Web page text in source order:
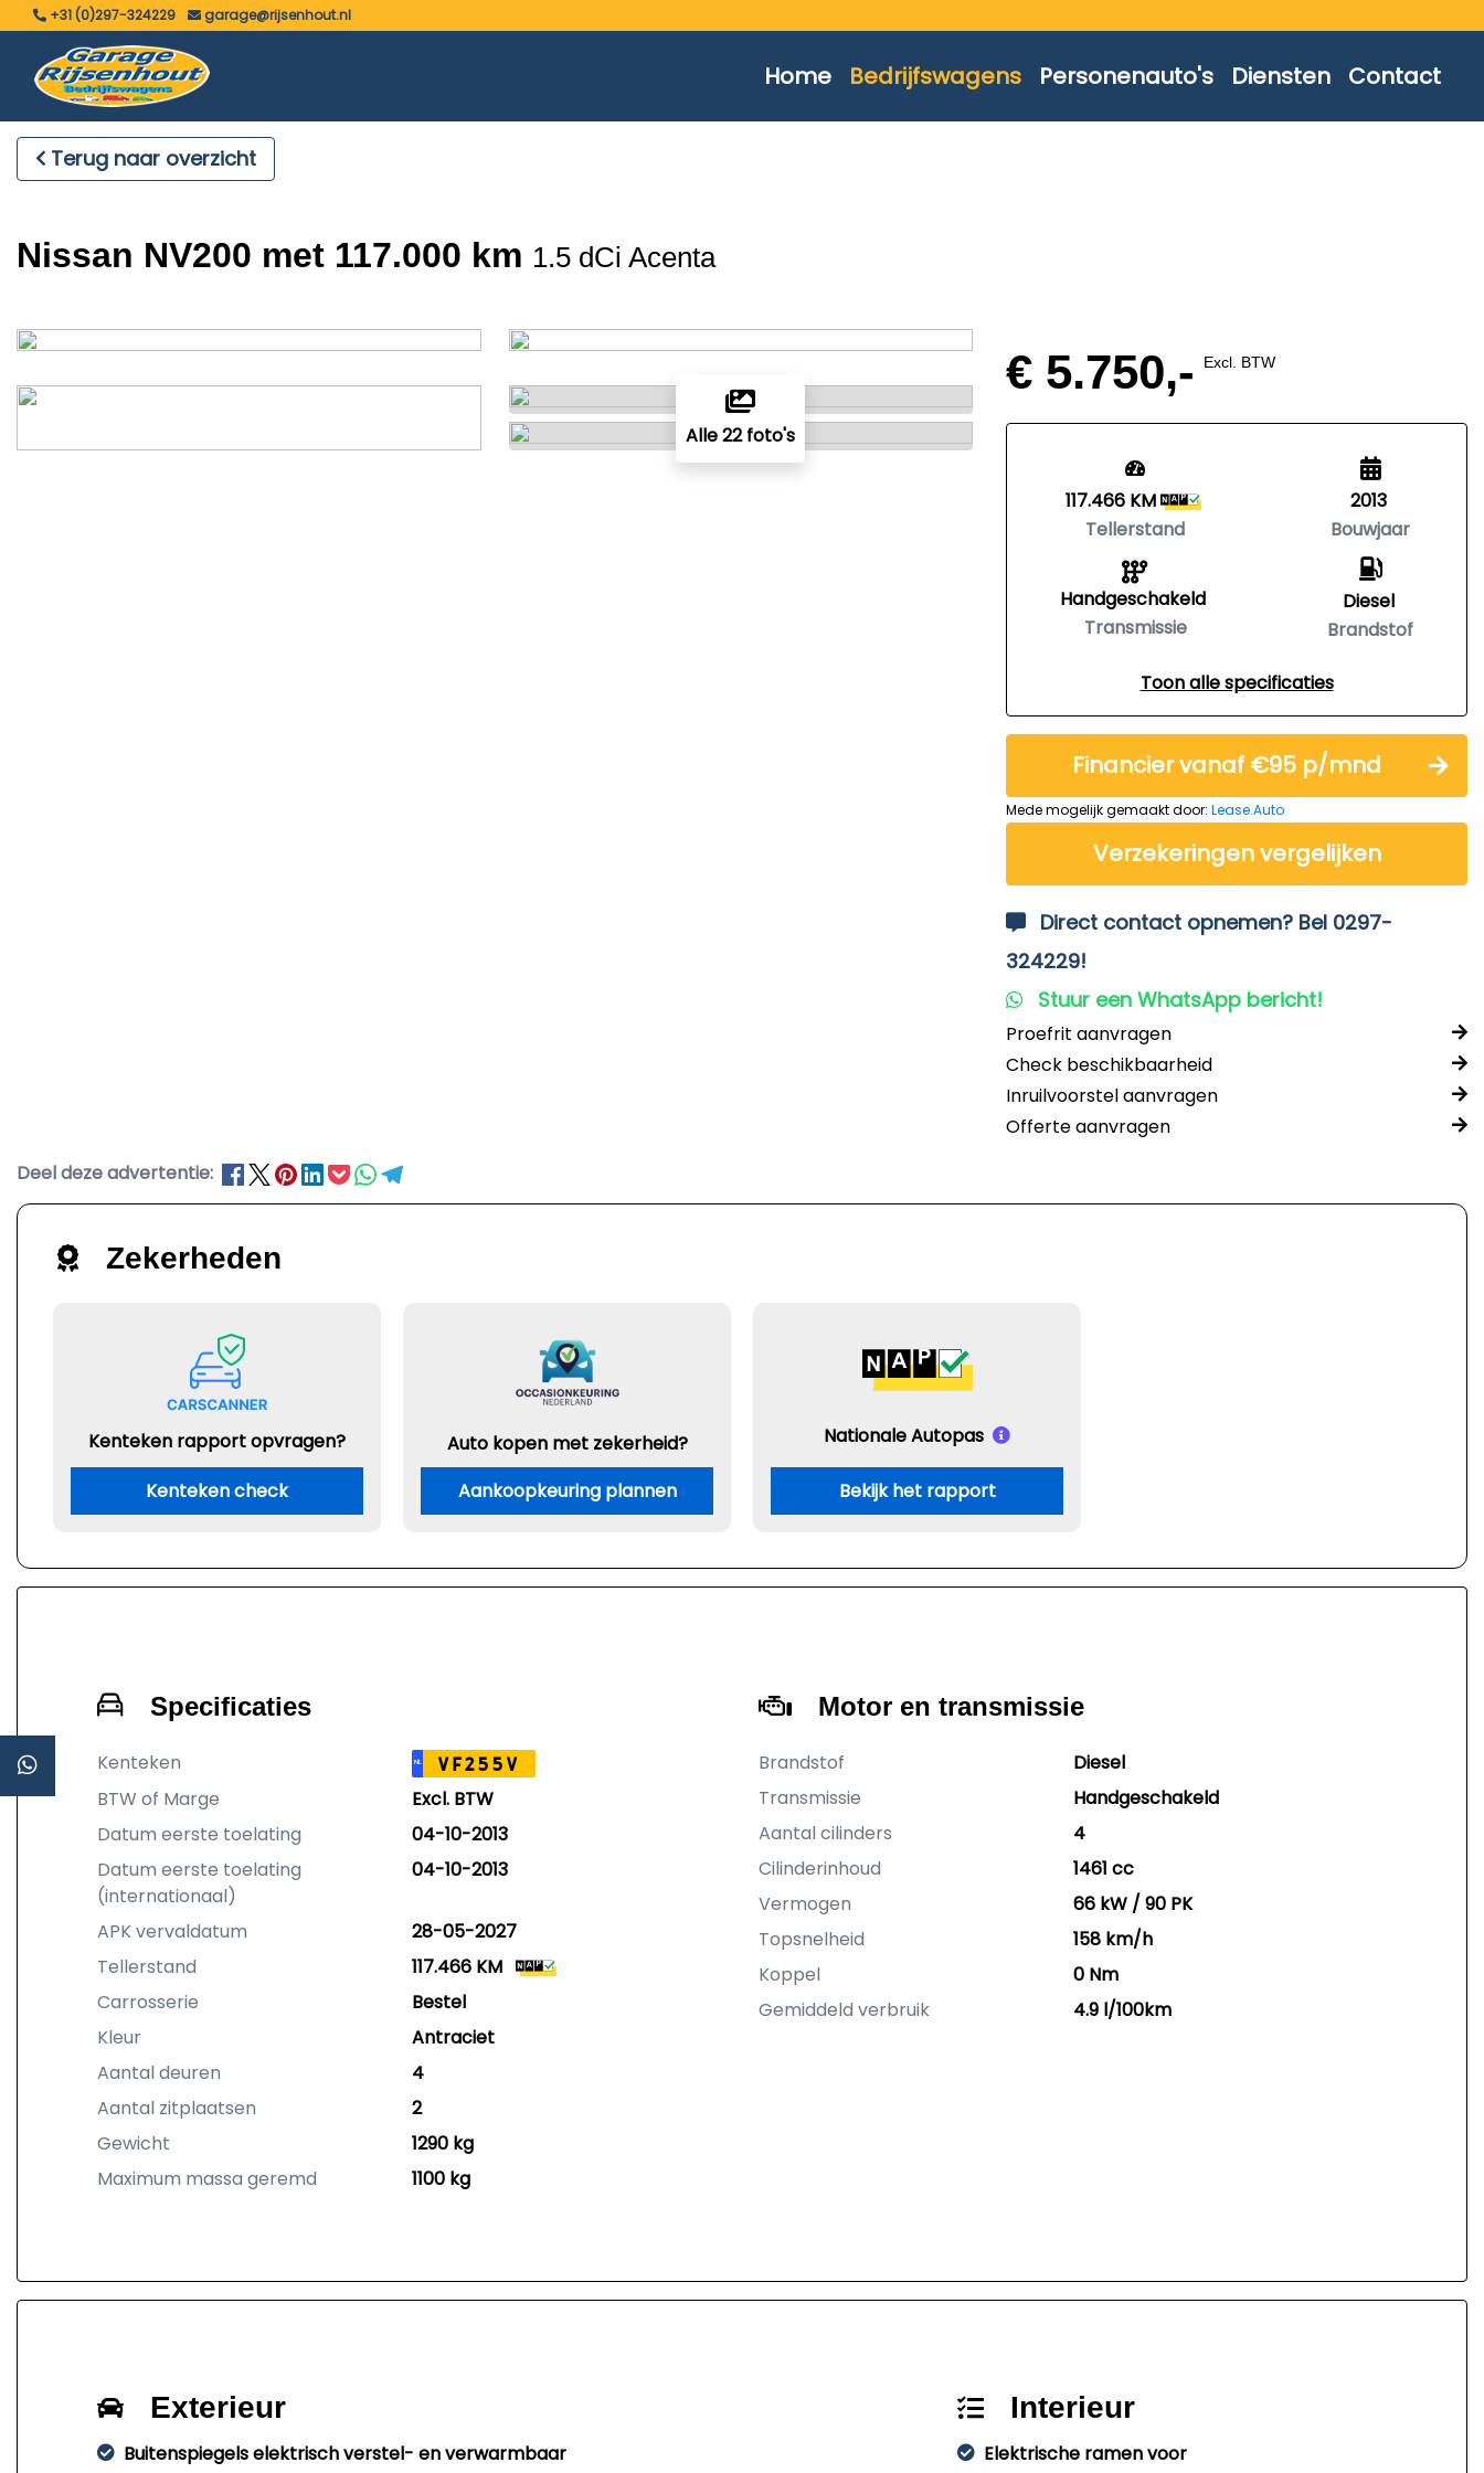
+31 (0)297-324229 garage@rijsenhout.nl
Home Bedrijfswagens Personenauto's Diensten Contact
Terug naar overzicht
Nissan NV200 met 117.000 km 1.5 dCi Acenta
Alle 22 foto's
€ 5.750,- Excl. BTW
117.466 KM
Tellerstand
Handgeschakeld
Transmissie
2013
Bouwjaar
Diesel
Brandstof
Toon alle specificaties
Financier vanaf €95 p/mnd
Mede mogelijk gemaakt door: Lease.Auto
Verzekeringen vergelijken
Direct contact opnemen? Bel 0297-
324229!
Stuur een WhatsApp bericht!
Proefrit aanvragen
Check beschikbaarheid
Inruilvoorstel aanvragen
Offerte aanvragen
Deel deze advertentie:
Zekerheden
Kenteken rapport opvragen?
Kenteken check
Auto kopen met zekerheid?
Aankoopkeuring plannen
Nationale Autopas
Bekijk het rapport
Specificaties
Kenteken NL VF255V
BTW of Marge
Excl. BTW
Datum eerste toelating
04-10-2013
Datum eerste toelating
(internationaal)
04-10-2013
APK vervaldatum
28-05-2027
Tellerstand
117.466 KM
Carrosserie
Bestel
Kleur
Antraciet
Aantal deuren
4
Aantal zitplaatsen
2
Gewicht
1290 kg
Maximum massa geremd
1100 kg
Motor en transmissie
Brandstof
Diesel
Transmissie
Handgeschakeld
Aantal cilinders
4
Cilinderinhoud
1461 cc
Vermogen
66 kW / 90 PK
Topsnelheid
158 km/h
Koppel
0 Nm
Gemiddeld verbruik
4.9 l/100km
Exterieur
Buitenspiegels elektrisch verstel- en verwarmbaar
Interieur
Elektrische ramen voor